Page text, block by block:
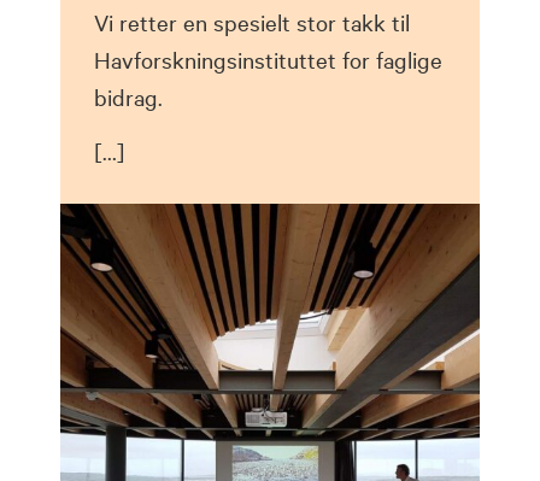
Vi retter en spesielt stor takk til
Havforskningsinstituttet for faglige
bidrag.
[…]